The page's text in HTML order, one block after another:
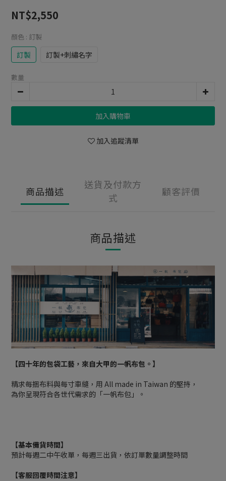
NT$2,550
顏色 : 訂製
訂製 訂製+刺繡名字
數量
加入購物車
加入追蹤清單
商品描述
送貨及付款方
式
顧客評價
商品描述
【四十年的包袋工藝，來自大甲的一帆布包。】
精求每捆布料與每寸車縫，用 All made in Taiwan 的堅持，
為你呈現符合各世代需求的「一帆布包」。
【基本備貨時間】
預計每週二中午收單，每週三出貨，依訂單數量調整時間
【客服回覆時間注意】